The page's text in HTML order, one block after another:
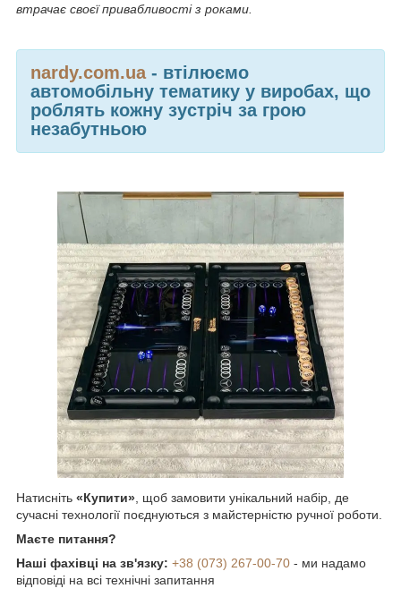
втрачає своєї привабливості з роками.
nardy.com.ua- втілюємо
автомобільну тематику у виробах, що
роблять кожну зустріч за грою
незабутньою
Натисніть «Купити» , щоб замовити унікальний набір, де
сучасні технології поєднуються з майстерністю ручної роботи.
Маєте питання?
Наші фахівці на зв'язку: +38 (073) 267-00-70 - ми надамо
відповіді на всі технічні запитання